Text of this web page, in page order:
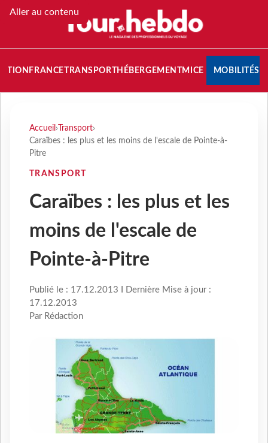
Aller au contenu
FRANCETRANSPORT HÉBERGEMENTMICE MOBILITÉS
Accueil › Transport›
Caraïbes : les plus et les moins de l'escale de Pointe-à-
Pitre
TRANSPORT
Caraïbes : les plus et les
moins de l'escale de
Pointe-à-Pitre
Publié le : 17.12.2013 I Dernière Mise à jour :
17.12.2013
Par Rédaction